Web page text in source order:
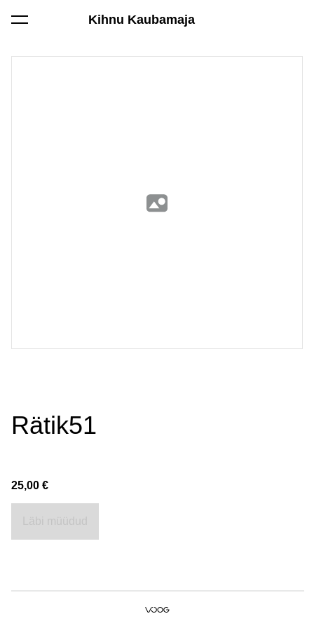
Kihnu Kaubamaja
lisati ostukorvi. Vaata ostukorvi
Rätik51
25,00 €